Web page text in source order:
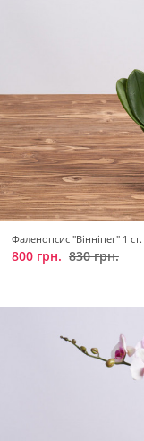
Фаленопсис "Вінніпег" 1 ст.
800 грн. 830 грн.